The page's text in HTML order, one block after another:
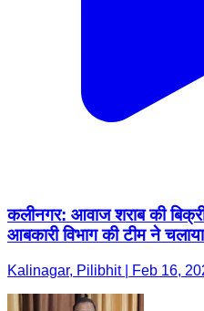
कलीनगर: आवाज शराब की
आबकारी विभाग की टीम ने
Kalinagar, Pilibhit | Feb 16,